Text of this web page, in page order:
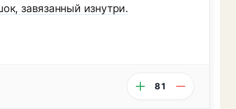
завязанный изнутри.
81